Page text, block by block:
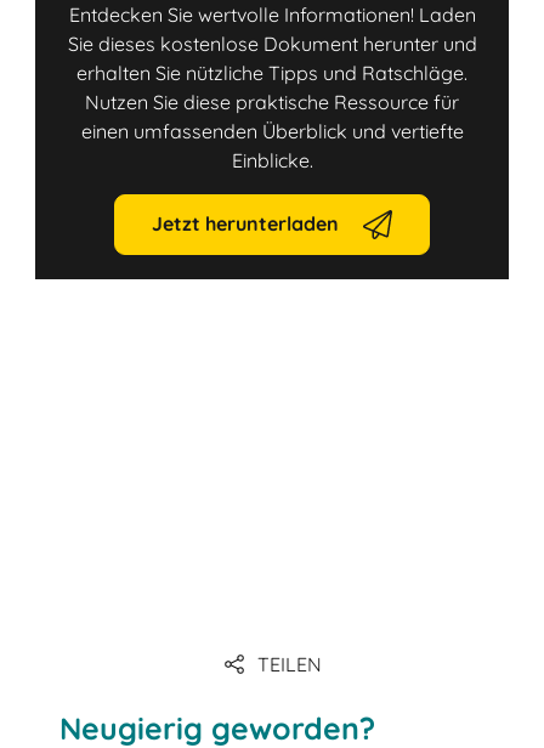
Entdecken Sie wertvolle Informationen! Laden
Sie dieses kostenlose Dokument herunter und
erhalten Sie nützliche Tipps und Ratschläge.
Nutzen Sie diese praktische Ressource für
einen umfassenden Überblick und vertiefte
Einblicke.
Jetzt herunterladen
TEILEN
Neugierig geworden?